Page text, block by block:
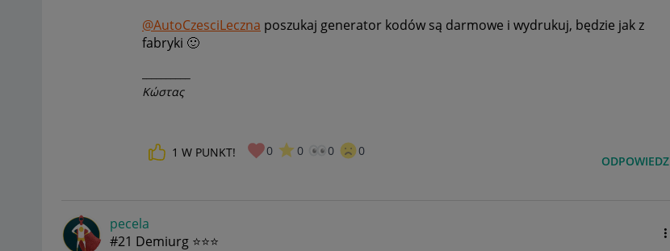
@AutoCzesciLeczna poszukaj generator kodów są darmowe i wydrukuj, będzie jak z
fabryki 🙂
Κώστας
1 W PUNKT! 0 0 0 0
ODPOWIEDZ
pecela
#21 Demiurg ⭐⭐⭐